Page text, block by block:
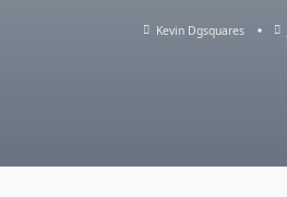
Kevin Dgsquares